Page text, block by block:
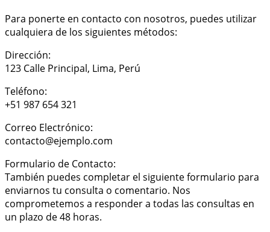
Para ponerte en contacto con nosotros, puedes utilizar
cualquiera de los siguientes métodos:
Dirección:
123 Calle Principal, Lima, Perú
Teléfono:
+51 987 654 321
Correo Electrónico:
contacto@ejemplo.com
Formulario de Contacto:
También puedes completar el siguiente formulario para
enviarnos tu consulta o comentario. Nos
comprometemos a responder a todas las consultas en
un plazo de 48 horas.